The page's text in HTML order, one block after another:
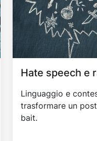
Hate speech e
Linguaggio e
trasformare un
bait.